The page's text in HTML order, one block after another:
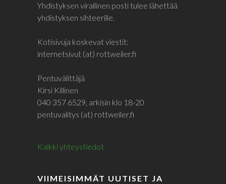
Yhdistyksen virallinen posti tulee lähettää
yhdistyksen sihteerille.
Kotisivuja koskevat viestit:
internetsivut (at) rottweiler.fi
Pentuvälittäjä
Kirsi Killinen
040 357 6529, arkisin klo 18-20
pentuvalitys (at) rottweiler.fi
Kaikki yhteystiedot
VIIMEISIMMÄT UUTISET JA